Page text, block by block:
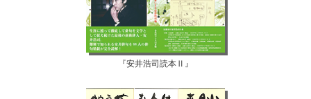
『安井浩司読本Ⅱ』